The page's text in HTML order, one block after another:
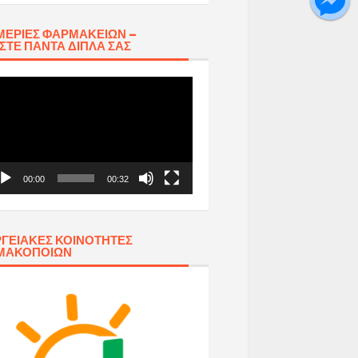
ΦΑΡΜΑΚΕΊΩΝ –
ΠΆΝΤΑ ΔΊΠΛΑ ΣΑΣ
00:00 00:32
ΚΟΙΝΌΤΗΤΕΣ